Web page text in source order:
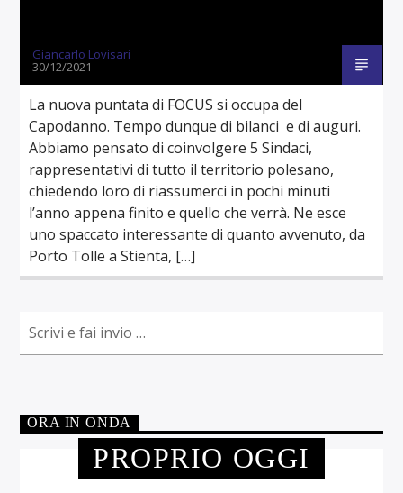
Giancarlo Lovisari
30/12/2021
La nuova puntata di FOCUS si occupa del
Capodanno. Tempo dunque di bilanci e di auguri.
Abbiamo pensato di coinvolgere 5 Sindaci,
rappresentativi di tutto il territorio polesano,
chiedendo loro di riassumerci in pochi minuti
l’anno appena finito e quello che verrà. Ne esce
uno spaccato interessante di quanto avvenuto, da
Porto Tolle a Stienta, […]
ORA IN ONDA
PROPRIO OGGI